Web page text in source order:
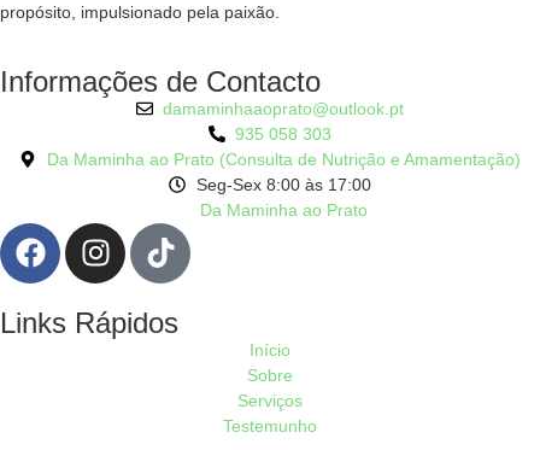
propósito, impulsionado pela paixão.
Informações de Contacto
damaminhaaoprato@outlook.pt
935 058 303
Da Maminha ao Prato (Consulta de Nutrição e Amamentação)
Seg-Sex 8:00 às 17:00
Da Maminha ao Prato
Links Rápidos
Início
Sobre
Serviços
Testemunho